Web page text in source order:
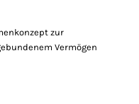
zur
Vermögen